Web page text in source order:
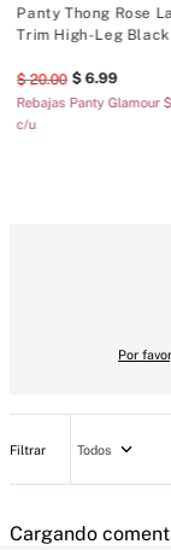
•	Silueta con escote en V
•	Lavar a mano
Panty Thong Rose
Trim High-Leg Black
20.00 6.99
Rebajas Panty Glamour
c/u
Por
Todos
Cargando